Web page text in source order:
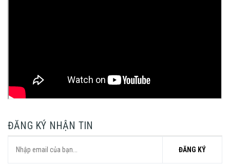
ĐĂNG KÝ NHẬN TIN
ĐĂNG KÝ